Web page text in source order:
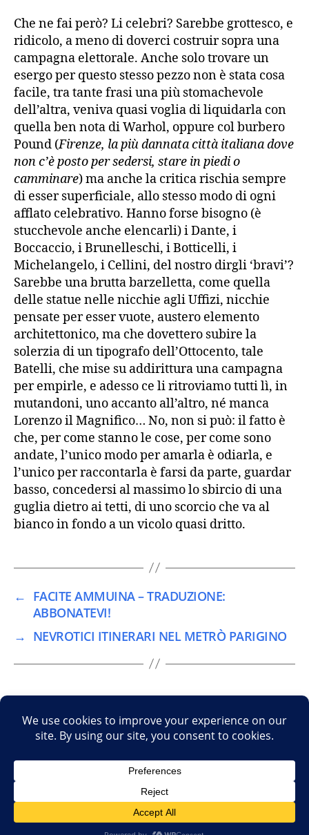
Che ne fai però? Li celebri? Sarebbe grottesco, e
ridicolo, a meno di doverci costruir sopra una
campagna elettorale. Anche solo trovare un
esergo per questo stesso pezzo non è stata cosa
facile, tra tante frasi una più stomachevole
dell’altra, veniva quasi voglia di liquidarla con
quella ben nota di Warhol, oppure col burbero
Pound (Firenze, la più dannata città italiana dove
non c’è posto per sedersi, stare in piedi o
camminare) ma anche la critica rischia sempre
di esser superficiale, allo stesso modo di ogni
afflato celebrativo. Hanno forse bisogno (è
stucchevole anche elencarli) i Dante, i
Boccaccio, i Brunelleschi, i Botticelli, i
Michelangelo, i Cellini, del nostro dirgli ‘bravi’?
Sarebbe una brutta barzelletta, come quella
delle statue nelle nicchie agli Uffizi, nicchie
pensate per esser vuote, austero elemento
architettonico, ma che dovettero subire la
solerzia di un tipografo dell’Ottocento, tale
Batelli, che mise su addirittura una campagna
per empirle, e adesso ce li ritroviamo tutti lì, in
mutandoni, uno accanto all’altro, né manca
Lorenzo il Magnifico… No, non si può: il fatto è
che, per come stanno le cose, per come sono
andate, l’unico modo per amarla è odiarla, e
l’unico per raccontarla è farsi da parte, guardar
basso, concedersi al massimo lo sbircio di una
guglia dietro ai tetti, di uno scorcio che va al
bianco in fondo a un vicolo quasi dritto.
← FACITE AMMUINA – TRADUZIONE:
ABBONATEVI!
→ NEVROTICI ITINERARI NEL METRÒ PARIGINO
© 2026
Cookie Policy
↑